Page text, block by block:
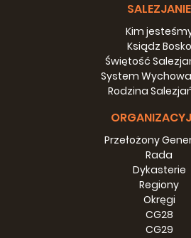
SALEZJANIE
Kim
Ksiądz Bosko
Świętość
System
Rodzina
Przełożony
Rada
Dykasterie
Regiony
Okręgi
CG28
CG29